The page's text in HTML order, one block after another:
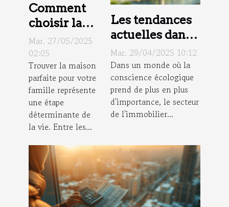
Comment
choisir la
maison
idéale pour
votre
famille
Mar. 27/05/2025
02:05
Trouver la maison
parfaite pour votre
famille représente
une étape
déterminante de
la vie. Entre les...
Les tendances
actuelles dans
le
développement
de projets
immobiliers
durables
Mar. 29/04/2025 10:12
Dans un monde où la
conscience écologique
prend de plus en plus
d'importance, le secteur
de l'immobilier...